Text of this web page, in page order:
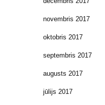
novembris 2017
oktobris 2017
septembris 2017
augusts 2017
jūlijs 2017